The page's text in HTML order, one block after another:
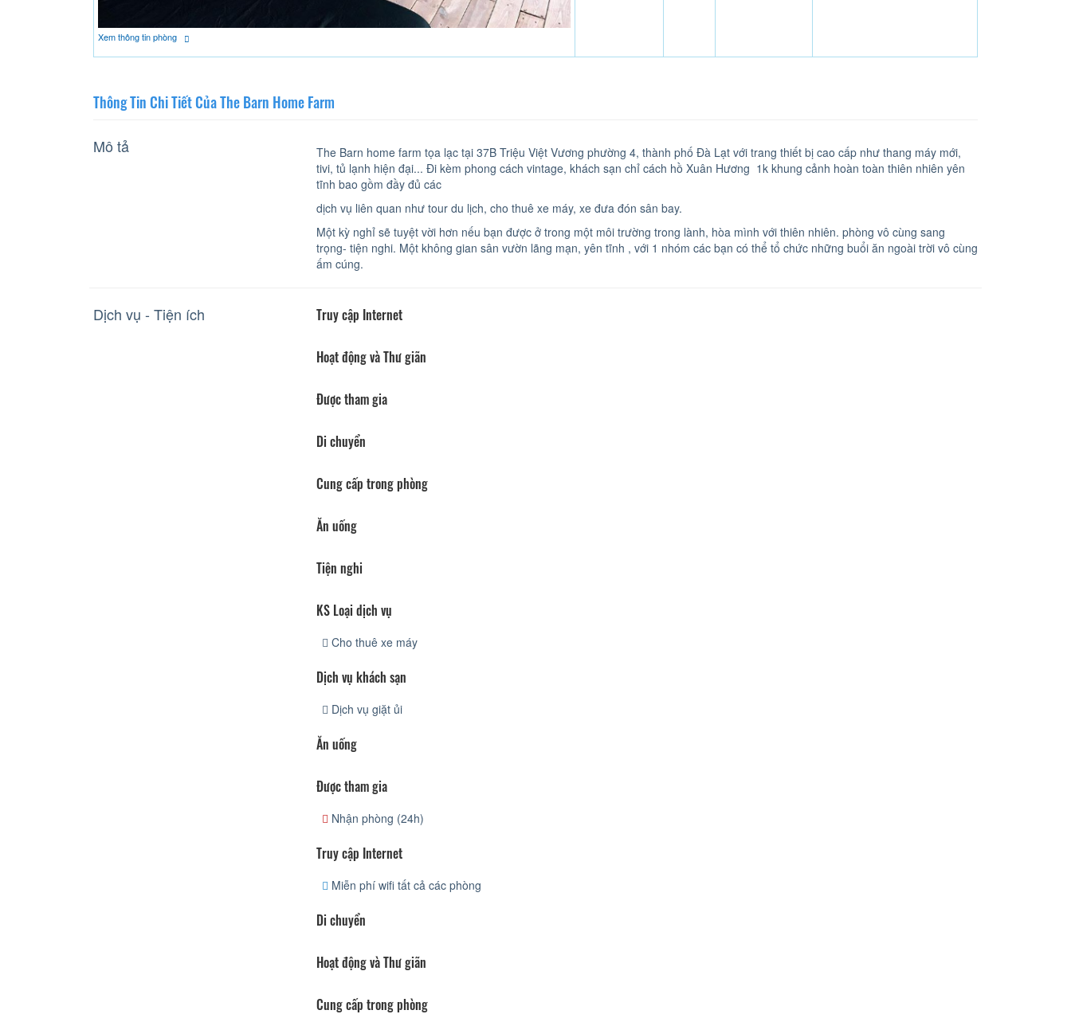
Xem thông tin phòng
Thông Tin Chi Tiết Của The Barn Home Farm
Mô tả
The Barn home farm tọa lạc tại 37B Triệu Việt Vương phường 4, thành phố Đà Lạt với trang thiết bị cao cấp như thang máy mới,
tivi, tủ lạnh hiện đại... Đi kèm phong cách vintage, khách sạn chỉ cách hồ Xuân Hương 1k khung cảnh hoàn toàn thiên nhiên yên
tĩnh bao gồm đầy đủ các
dịch vụ liên quan như tour du lịch, cho thuê xe máy, xe đưa đón sân bay.
Một kỳ nghỉ sẽ tuyệt vời hơn nếu bạn được ở trong một môi trường trong lành, hòa mình với thiên nhiên. phòng vô cùng sang
trọng- tiện nghi. Một không gian sân vườn lãng mạn, yên tĩnh , với 1 nhóm các bạn có thể tổ chức những buổi ăn ngoài trời vô cùng
ấm cúng.
Dịch vụ - Tiện ích Truy cập Internet
Hoạt động và Thư giãn
Được tham gia
Di chuyển
Cung cấp trong phòng
Ăn uống
Tiện nghi
KS Loại dịch vụ
Cho thuê xe máy
Dịch vụ khách sạn
Dịch vụ giặt ủi
Ăn uống
Được tham gia
Nhận phòng (24h)
Truy cập Internet
Miễn phí wifi tất cả các phòng
Di chuyển
Hoạt động và Thư giãn
Cung cấp trong phòng